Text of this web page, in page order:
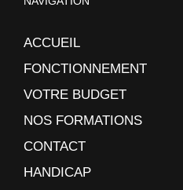
ACCUEIL
FONCTIONNEMENT
VOTRE BUDGET
NOS FORMATIONS
CONTACT
HANDICAP